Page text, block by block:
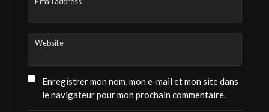
Website
Enregistrer mon nom, mon e-mail et mon site dans
le navigateur pour mon prochain commentaire.